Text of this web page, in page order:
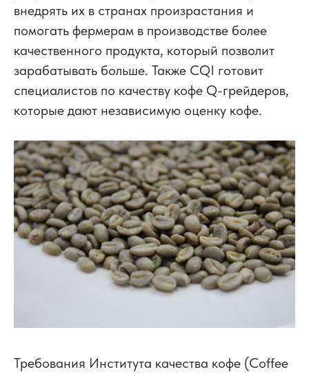
внедрять их в странах произрастания и
помогать фермерам в производстве более
качественного продукта, который позволит
зарабатывать больше. Также CQI готовит
специалистов по качеству кофе Q-грейдеров,
которые дают независимую оценку кофе.
Требования Института качества кофе (Coffee